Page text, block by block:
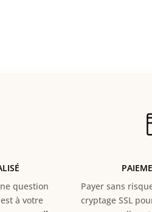
question
à votre
Payer sans
cryptage SSL